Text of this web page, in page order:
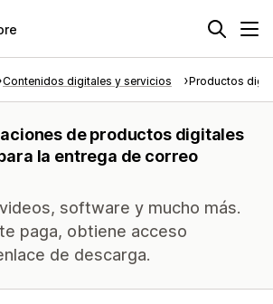
Contenidos digitales y servicios Productos
de productos digitales
la entrega de correo
software y mucho más.
paga, obtiene acceso
de descarga.